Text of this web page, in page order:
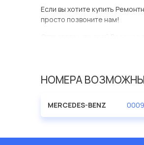
Если вы хотите купить
просто позвоните нам!
У данной детали есть
Евродеталь представлены в
производителя TRUCKTEC.
НОМЕРА
MERCEDES-BENZ